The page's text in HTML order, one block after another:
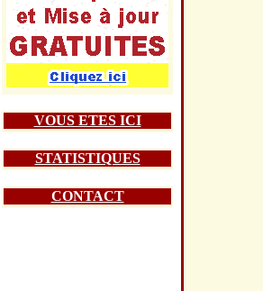
VOUS ETES ICI
STATISTIQUES
CONTACT